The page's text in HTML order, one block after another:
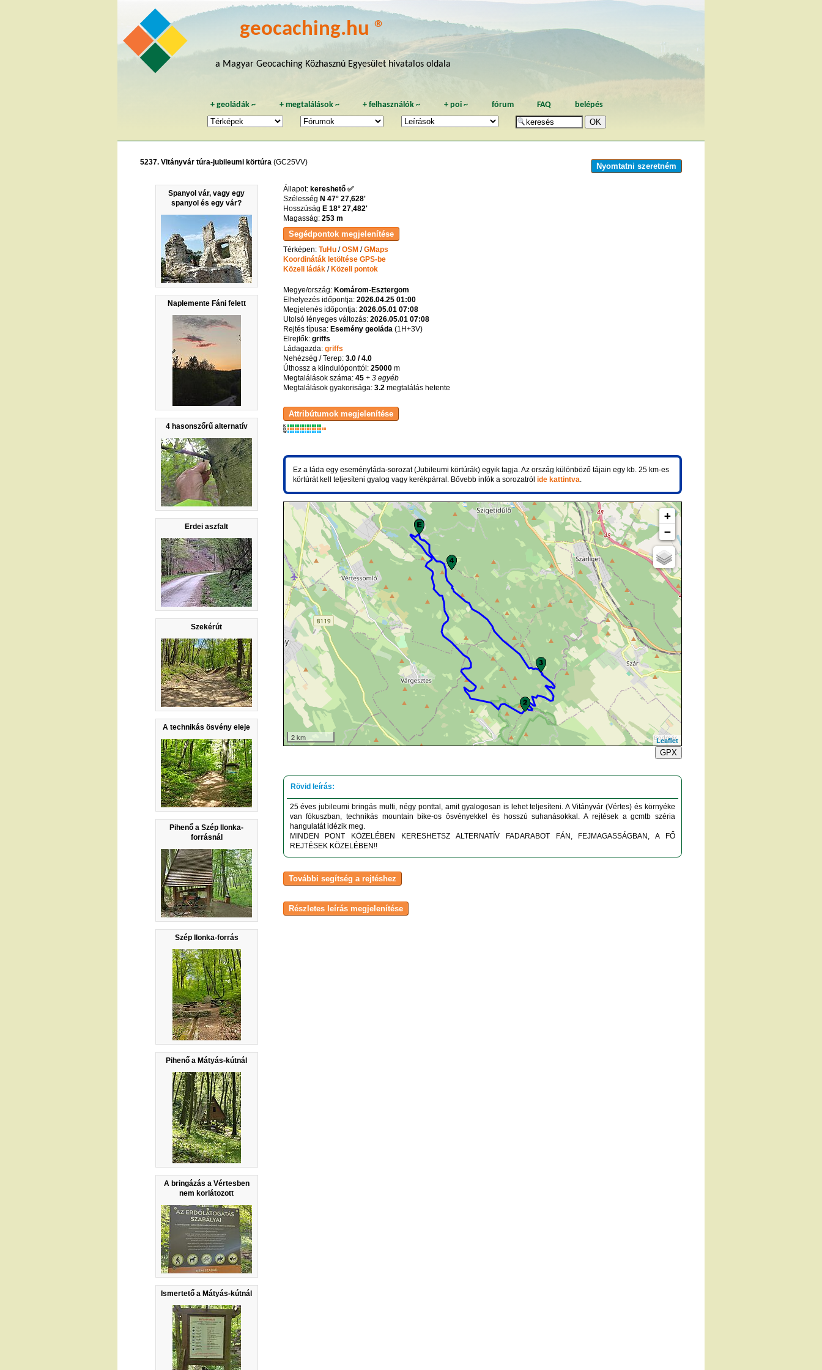
geocaching.hu ®
a Magyar Geocaching Közhasznú Egyesület hivatalos oldala
+geoládák ~ + megtalálások~ +felhasználók ~ + poi~ fórum FAQ belépés
5237. Vitányvár túra-jubileumi körtúra (GC25VV) Nyomtatni szeretném
Spanyol vár, vagy egy
spanyol és egy vár?
Naplemente Fáni felett
4 hasonszőrű alternatív
Erdei aszfalt
Szekérút
A technikás ösvény eleje
Pihenő a Szép Ilonka-
forrásnál
Szép Ilonka-forrás
Pihenő a Mátyás-kútnál
A bringázás a Vértesben
nem korlátozott
Ismertető a Mátyás-kútnál
Állapot: kereshető ✅
Szélesség N 47° 27,628'
Hosszúság E 18° 27,482'
Magasság: 253 m
Térképen: TuHu/OSM/GMaps
Koordináták letöltése GPS-be
Közeli ládák/Közeli pontok
Megye/ország: Komárom-Esztergom
Elhelyezés időpontja: 2026.04.25 01:00
Megjelenés időpontja: 2026.05.01 07:08
Utolsó lényeges változás: 2026.05.01 07:08
Rejtés típusa: Esemény geoláda(1H+3V)
Elrejtők: griffs
Ládagazda: griffs
Nehézség / Terep: 3.0 / 4.0
Úthossz a kiindulóponttól: 25000m
Megtalálások száma: 45+ 3 egyéb
Megtalálások gyakorisága: 3.2megtalálás hetente
K
R
W
Ez a láda egy eseményláda-sorozat (Jubileumi körtúrák) egyik tagja. Az ország különböző tájain egy kb. 25 km-es
körtúrát kell teljesíteni gyalog vagy kerékpárral. Bővebb infók a sorozatról ide kattintva
+
−
2 km
Leaflet
GPX
25 éves jubileumi bringás multi, négy ponttal, amit gyalogosan is lehet teljesíteni. A Vitányvár (Vértes) és környéke
van fókuszban, technikás mountain bike-os ösvényekkel és hosszú suhanásokkal. A rejtések a gcmtb széria
hangulatát idézik meg.
MINDEN PONT KÖZELÉBEN KERESHETSZ ALTERNATÍV FADARABOT FÁN, FEJMAGASSÁGBAN, A FŐ
REJTÉSEK KÖZELÉBEN!!